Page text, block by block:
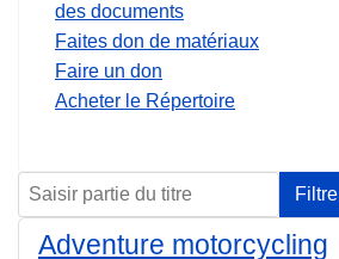
des documents
Faites don de matériaux
Faire un don
Acheter le Répertoire
Saisir partie du titre Filtre
Adventure motorcycling